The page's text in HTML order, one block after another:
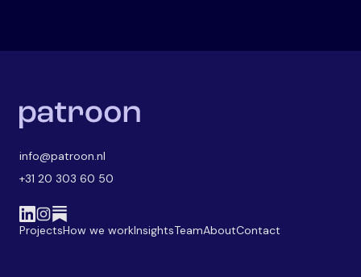
info@patroon.nl
+31 20 303 60 50
ProjectsHow we workInsightsTeamAboutContact